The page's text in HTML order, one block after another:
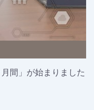
間」が始まりました